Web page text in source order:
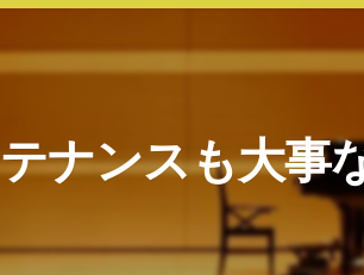
札幌市のピアノ教室･音楽工房G.M.P the
札幌市のピアノ教室･音楽工房G.M.P the
札幌市のピアノ教室･音楽工房G.M.P the
ナンスも大事